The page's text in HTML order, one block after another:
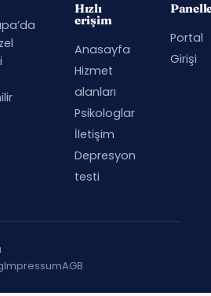
Hızlı
erişim
Anasayfa
Hizmet
alanları
Psikologlar
İletişim
Depresyon
testi
Portal
Girişi
ImpressumAGB